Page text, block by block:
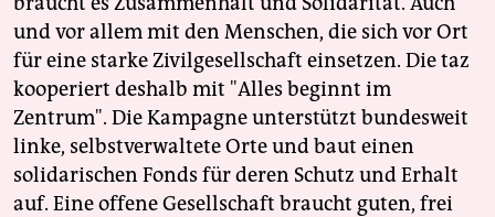
und vor allem mit den Menschen, die sich vor Ort
für eine starke Zivilgesellschaft einsetzen. Die taz
kooperiert deshalb mit "Alles beginnt im
Zentrum". Die Kampagne unterstützt bundesweit
linke, selbstverwaltete Orte und baut einen
solidarischen Fonds für deren Schutz und Erhalt
auf. Eine offene Gesellschaft braucht guten, frei